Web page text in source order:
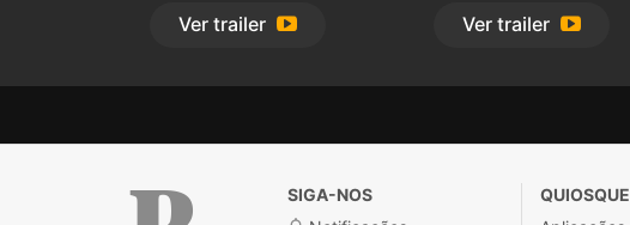
Ver trailer Ver trailer
SIGA-NOS
QUIOSQUE